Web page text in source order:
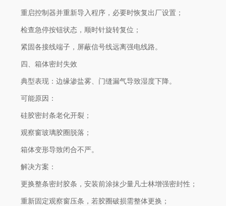
重启控制器并重新导入程序，必要时恢复出厂设置；
检查急停按钮状态，顺时针旋转复位；
紧固各接线端子，屏蔽信号线远离强电线路。
四、箱体密封失效
典型表现：边缘渗盐雾、门缝漏气导致湿度下降。
可能原因：
硅胶密封条老化开裂；
观察窗玻璃胶圈脱落；
箱体变形导致闭合不严。
解决方案：
更换整条密封胶条，安装前涂抹少量凡士林增强密封性；
重新固定观察窗压条，若胶圈破损需整体更换；